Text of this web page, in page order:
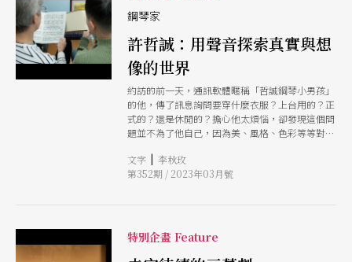
鋼琴家
許哲誠：用聲音探索真實與想
像的世界
約訪的前一天，通訊軟體暱稱「哲誠鋼琴小男孩」
的他，傳了訊息詢問要穿什麼衣服？上台用的？正
式的？還是休閒的？擔心他太煩惱，卻發現這個問
題並不為了他自己，因為美、風格、色彩等等對許
眼就能夠看得穿的！ 但他還是打扮很得體，整齊
的衣衫配著整齊的頭髮；白淨的臉，總是堆著害羞
的造型，卻被許哲誠斷然拒絕：「我不想被人貼標
籤！」敏感而纖細的他，不允許這類的美感，破壞
文字 | 李秋玫
第352期 / 2023年03月號
特別企畫 Feature